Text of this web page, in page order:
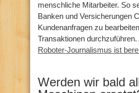
menschliche Mitarbeiter. So
Banken und Versicherungen
Kundenanfragen zu
Transaktionen
Roboter-Journalismus ist
Werden wir bald